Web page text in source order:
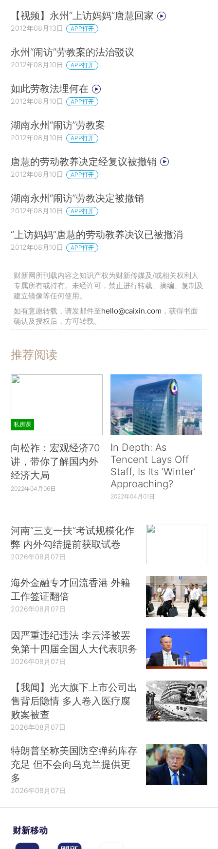
【视频】永州“上访妈妈”唐慧回家
2012年08月13日 APP打开
永州“闹访”劳教案的法治驳议
2012年08月10日 APP打开
如此劳教法理何在
2012年08月10日 APP打开
湖南永州“闹访”劳教案
2012年08月10日 APP打开
唐慧的劳动教养决定经复议被撤销
2012年08月10日 APP打开
湖南永州“闹访”劳教决定被撤销
2012年08月10日 APP打开
“上访妈妈”唐慧的劳动教养决议已被撤消
2012年08月10日 APP打开
财新网所刊载内容之知识产权为财新传媒及/或相关权利人
专属所有或持有。未经许可，禁止进行转载、摘编、复制及
建立镜像等任何使用。
如有意愿转载，请发邮件至hello@caixin.com ，获得书面
确认及授权后，方可转载。
推荐阅读
私房课
向松祚：宏观经济70
讲，带你了解国内外
经济大局
2022年04月06日
In Depth: As
Tencent Lays Off
Staff, Is Its ‘Winter’
Approaching?
2022年04月01日
河南“三支一扶”考试规模化作
弊 内外勾结提前获取试卷
2026年08月07日
海外金融专才回流香港 外籍
工作签证翻倍
2026年08月07日
因严重违纪违法 李云泽被罢
免第十四届全国人大代表职务
2026年08月07日
【我闻】光大旗下上市公司出
售背后隐情 多人卷入医疗腐
败案被查
2026年08月07日
特朗普坚称美国防空弹药库存
充足 但不会向乌克兰提供更
多
2026年08月07日
财新移动